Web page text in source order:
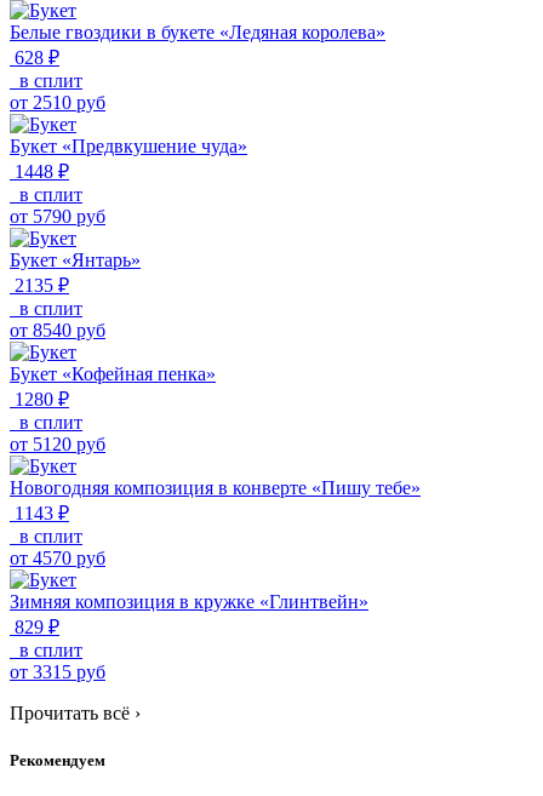
Белые гвоздики в букете «Ледяная королева»
628 ₽
в сплит
от 2510 руб
Букет «Предвкушение чуда»
1448 ₽
в сплит
от 5790 руб
Букет «Янтарь»
2135 ₽
в сплит
от 8540 руб
Букет «Кофейная пенка»
1280 ₽
в сплит
от 5120 руб
Новогодняя композиция в конверте «Пишу тебе»
1143 ₽
в сплит
от 4570 руб
Зимняя композиция в кружке «Глинтвейн»
829 ₽
в сплит
от 3315 руб
Прочитать всё ›
Рекомендуем